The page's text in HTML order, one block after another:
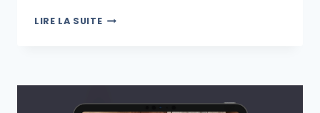
LIRE LA SUITE